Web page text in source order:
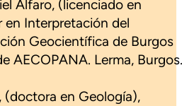
Alfaro, (licenciado en
en Interpretación del
Geocientífica de Burgos
AECOPANA. Lerma,
(doctora en Geología),